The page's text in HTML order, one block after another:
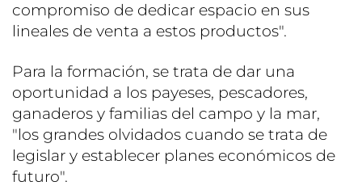
compromiso de dedicar espacio en sus
lineales de venta a estos productos".
Para la formación, se trata de dar una
oportunidad a los payeses, pescadores,
ganaderos y familias del campo y la mar,
"los grandes olvidados cuando se trata de
legislar y establecer planes económicos de
futuro".